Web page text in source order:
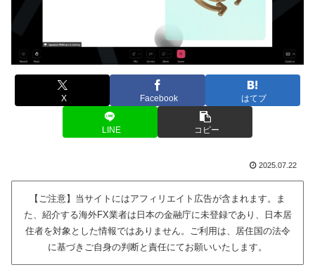
X Facebook はてブ
LINE コピー
2025.07.22
【ご注意】当サイトにはアフィリエイト広告が含まれます。ま
た、紹介する海外FX業者は日本の金融庁に未登録であり、日本居
住者を対象とした情報ではありません。ご利用は、居住国の法令
に基づきご自身の判断と責任にてお願いいたします。